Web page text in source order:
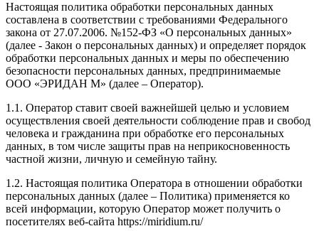
Настоящая политика обработки персональных данных
составлена в соответствии с требованиями Федерального
закона от 27.07.2006. №152-ФЗ «О персональных данных»
(далее - Закон о персональных данных) и определяет порядок
обработки персональных данных и меры по обеспечению
безопасности персональных данных, предпринимаемые
ООО «ЭРИДАН М» (далее – Оператор).
1.1. Оператор ставит своей важнейшей целью и условием
осуществления своей деятельности соблюдение прав и свобод
человека и гражданина при обработке его персональных
данных, в том числе защиты прав на неприкосновенность
частной жизни, личную и семейную тайну.
1.2. Настоящая политика Оператора в отношении обработки
персональных данных (далее – Политика) применяется ко
всей информации, которую Оператор может получить о
посетителях веб-сайта https://miridium.ru/